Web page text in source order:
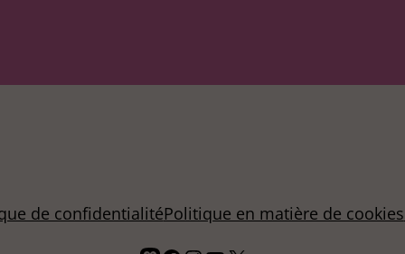
de confidentialitéPolitique en matière de cookies